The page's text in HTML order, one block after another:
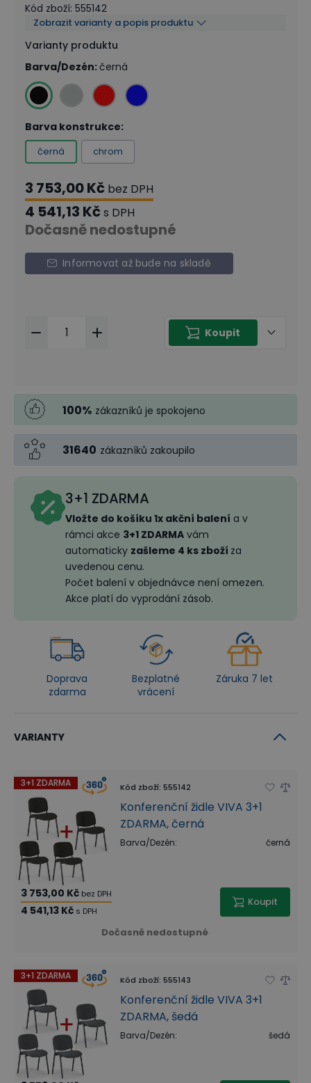
Kód zboží: 555142
Zobrazit varianty a popis produktu
Varianty produktu
Barva/Dezén:černá
Barva konstrukce:
černá chrom
3 753,00 Kč bez DPH
4 541,13 Kčs DPH
Dočasně nedostupné
Informovat až bude na skladě
Koupit
100% zákazníků je spokojeno
31640 zákazníků zakoupilo
3+1 ZDARMA
Vložte do košíku 1x akční balení a v
rámci akce 3+1 ZDARMA vám
automaticky zašleme 4 ks zboží za
uvedenou cenu.
Počet balení v objednávce není omezen.
Akce platí do vyprodání zásob.
Doprava
zdarma
Bezplatné
vrácení
Záruka 7 let
VARIANTY
3+1 ZDARMA Kód zboží: 555142
Konferenční židle VIVA 3+1
ZDARMA, černá
Barva/Dezén: černá
3 753,00 Kč bez DPH
4 541,13 Kč s DPH
Koupit
Dočasně nedostupné
3+1 ZDARMA Kód zboží: 555143
Konferenční židle VIVA 3+1
ZDARMA, šedá
Barva/Dezén: šedá